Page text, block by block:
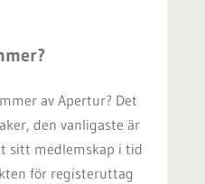
av Apertur? Det
den vanligaste är
sitt medlemskap i tid
för registeruttag